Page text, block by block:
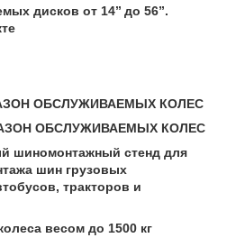
дисков от 14’’ до 56”.
ОБСЛУЖИВАЕМЫХ КОЛЕС
шиномонтажный стенд для
шин грузовых
тракторов и
весом до 1500 кг